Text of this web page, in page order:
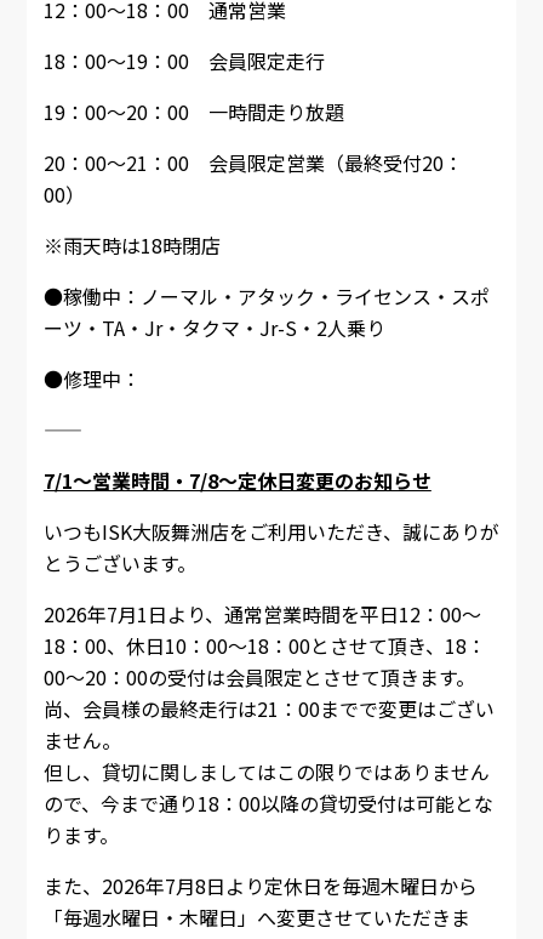
12：00～18：00 通常営業
18：00～19：00 会員限定走行
19：00～20：00 一時間走り放題
20：00～21：00 会員限定営業（最終受付20：
00）
※雨天時は18時閉店
●稼働中：ノーマル・アタック・ライセンス・スポ
ーツ・TA・Jr・タクマ・Jr-S・2人乗り
●修理中：
――――――――――――――――――――
7/1～営業時間・7/8～定休日変更のお知らせ
いつもISK大阪舞洲店をご利用いただき、誠にありが
とうございます。
2026年7月1日より、通常営業時間を平日12：00～
18：00、休日10：00～18：00とさせて頂き、18：
00～20：00の受付は会員限定とさせて頂きます。
尚、会員様の最終走行は21：00までで変更はござい
ません。
但し、貸切に関しましてはこの限りではありません
ので、今まで通り18：00以降の貸切受付は可能とな
ります。
また、2026年7月8日より定休日を毎週木曜日から
「毎週水曜日・木曜日」へ変更させていただきま